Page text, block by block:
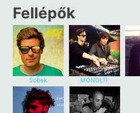
Fellépők
Sobek MONOLIT